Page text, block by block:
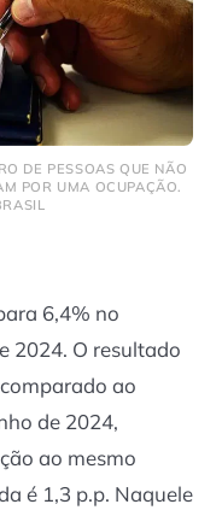
DE PESSOAS QUE NÃO
POR UMA OCUPAÇÃO.
6,4% no
2024. O resultado
ao
de 2024,
ao mesmo
é 1,3 p.p. Naquele